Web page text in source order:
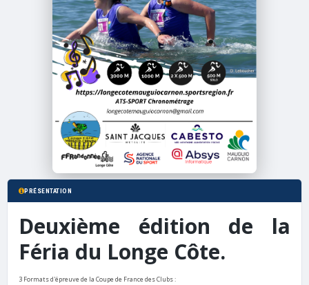
PRÉSENTATION
Deuxième édition de la
Féria du Longe Côte.
3 Formats d'épreuve de la Coupe de France des Clubs :